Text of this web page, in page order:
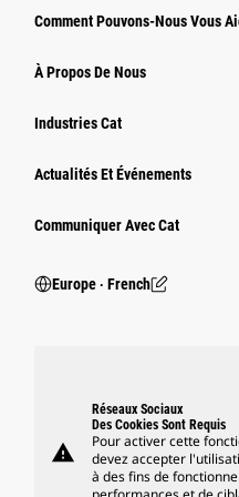
Comment Pouvons-Nous Vous
À Propos De Nous
Industries Cat
Actualités Et Événements
Communiquer Avec Cat
Europe ‧ French
warning
Réseaux Sociaux
Des Cookies Sont Requis
Pour activer cette
devez accepter
à des fins de